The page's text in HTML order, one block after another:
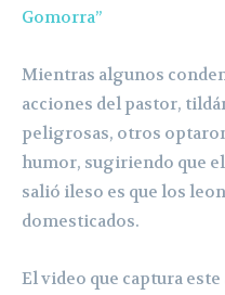
Gomorra”
Mientras algunos
acciones del pastor,
peligrosas, otros
humor, sugiriendo que
salió ileso es que los
domesticados.
El video que captura